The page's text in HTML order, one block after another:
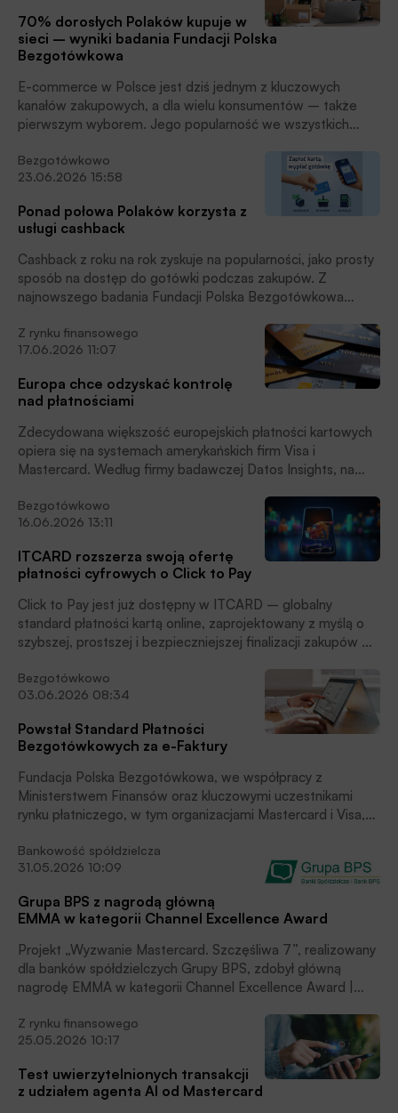
70% dorosłych Polaków kupuje w
sieci – wyniki badania Fundacji Polska
Bezgotówkowa
E-commerce w Polsce jest dziś jednym z kluczowych
kanałów zakupowych, a dla wielu konsumentów – także
pierwszym wyborem. Jego popularność we wszystkich
standardowym elementem codziennych decyzji
zakupowych. Potwierdzają to wyniki badania
przeprowadzonego na zlecenie Fundacji Polska
Bezgotówkowa, które pokazują, że w 2025 r. zakupy online
realizowało już 70%[1] dorosłych Polaków. W efekcie handel
internetowy przestał być domeną wyłącznie młodszych
użytkowników, a stał się kanałem dostępnym dla szerokiego
grona konsumentów, czytamy w informacji prasowej.
Bezgotówkowo
23.06.2026 15:58
Ponad połowa Polaków korzysta z
usługi cashback
Cashback z roku na rok zyskuje na popularności, jako prosty
sposób na dostęp do gotówki podczas zakupów. Z
najnowszego badania Fundacji Polska Bezgotówkowa
codziennych zakupów zna już 74% ankietowanych, a ponad
połowa — 53% — przynajmniej raz z niej skorzystała. To
wzrost o 4 p.p. rok do roku, który pokazuje, że konsumenci
coraz chętniej wybierają rozwiązania łączące wygodę
płatności bezgotówkowych z łatwym dostępem do
gotówki, czytamy w informacji prasowej.
Z rynku finansowego
17.06.2026 11:07
Europa chce odzyskać kontrolę
nad płatnościami
Zdecydowana większość europejskich płatności kartowych
opiera się na systemach amerykańskich firm Visa i
Mastercard. Według firmy badawczej Datos Insights, na
cyfrowych płatności w Europie odbywało się za
pośrednictwem sieci kartowych, zdominowanych przez obu
Bezgotówkowo
16.06.2026 13:11
ITCARD rozszerza swoją ofertę
płatności cyfrowych o Click to Pay
Click to Pay jest już dostępny w ITCARD – globalny
standard płatności kartą online, zaprojektowany z myślą o
szybszej, prostszej i bezpieczniejszej finalizacji zakupów w
internetowym lepiej odpowiadać na potrzeby klientów,
którzy oczekują dziś maksymalnie intuicyjnego i wygodnego
procesu płatności, czytamy w informacji prasowej.
Bezgotówkowo
03.06.2026 08:34
Powstał Standard Płatności
Bezgotówkowych za e-Faktury
Fundacja Polska Bezgotówkowa, we współpracy z
Ministerstwem Finansów oraz kluczowymi uczestnikami
rynku płatniczego, w tym organizacjami Mastercard i Visa,
za e-Faktury, ponformowała Fundacja.
Bankowość spółdzielcza
31.05.2026 10:09
Grupa BPS z nagrodą główną
EMMA w kategorii Channel Excellence Award
Projekt „Wyzwanie Mastercard. Szczęśliwa 7”, realizowany
dla banków spółdzielczych Grupy BPS, zdobył główną
nagrodę EMMA w kategorii Channel Excellence Award |
To kolejne wyróżnienie branżowe potwierdzające
skuteczność podejścia Grupy BPS do tworzenia
programów marketingowych i wspierających sprzedaż.
Z rynku finansowego
25.05.2026 10:17
Test uwierzytelnionych transakcji
z udziałem agenta AI od Mastercard